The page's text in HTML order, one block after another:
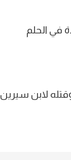
في الحلم
لابن سيرين